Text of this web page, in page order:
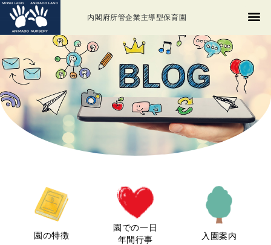
内閣府所管企業主導型保育園
園の特徴
園での一日
年間行事
入園案内